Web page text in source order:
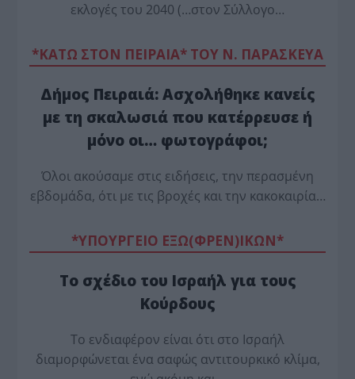
εκλογές του 2040 (…στον Σύλλογο…
*ΚΑΤΩ ΣΤΟΝ ΠΕΙΡΑΙΑ* ΤΟΥ Ν. ΠΑΡΑΣΚΕΥΑ
Δήμος Πειραιά: Ασχολήθηκε κανείς
με τη σκαλωσιά που κατέρρευσε ή
μόνο οι… φωτογράφοι;
Όλοι ακούσαμε στις ειδήσεις, την περασμένη
εβδομάδα, ότι με τις βροχές και την κακοκαιρία…
*ΥΠΟΥΡΓΕΙΟ ΕΞΩ(ΦΡΕΝ)ΙΚΩΝ*
Το σχέδιο του Ισραήλ για τους
Κούρδους
Το ενδιαφέρον είναι ότι στο Ισραήλ
διαμορφώνεται ένα σαφώς αντιτουρκικό κλίμα,